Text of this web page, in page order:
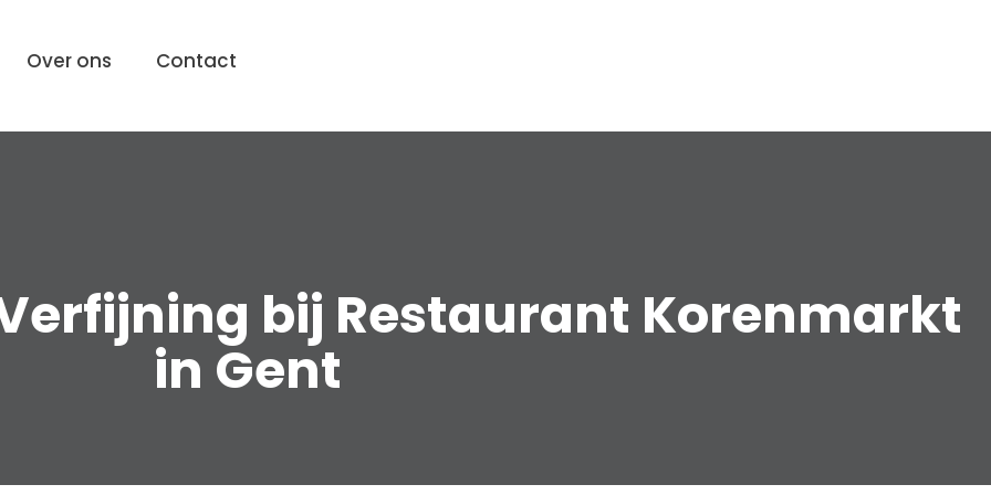
Over ons Contact
bij Restaurant Korenmarkt
in Gent